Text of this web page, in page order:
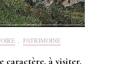
, PATRIMOINE
caractère, à visiter.